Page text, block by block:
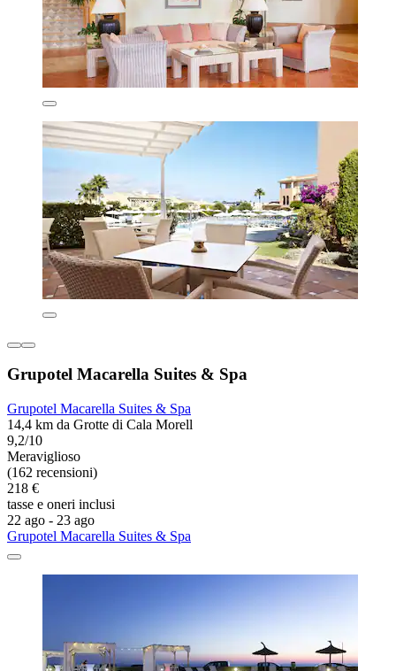
Grupotel Macarella Suites & Spa
Grupotel Macarella Suites & Spa
14,4 km da Grotte di Cala Morell
9,2/10
Meraviglioso
(162 recensioni)
218 €
tasse e oneri inclusi
22 ago - 23 ago
Grupotel Macarella Suites & Spa